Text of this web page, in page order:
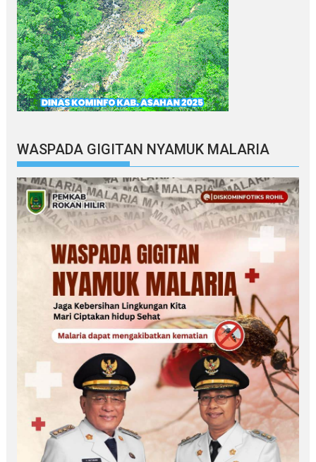
WASPADA GIGITAN NYAMUK MALARIA